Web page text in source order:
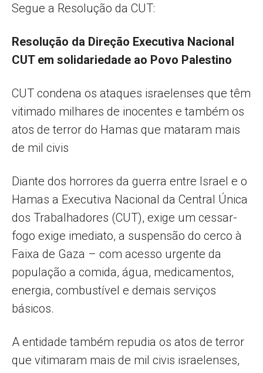
Segue a Resolução da CUT:
Resolução da Direção Executiva Nacional
CUT em solidariedade ao Povo Palestino
CUT condena os ataques israelenses que têm
vitimado milhares de inocentes e também os
atos de terror do Hamas que mataram mais
de mil civis
Diante dos horrores da guerra entre Israel e o
Hamas a Executiva Nacional da Central Única
dos Trabalhadores (CUT), exige um cessar-
fogo exige imediato, a suspensão do cerco à
Faixa de Gaza – com acesso urgente da
população a comida, água, medicamentos,
energia, combustível e demais serviços
básicos.
A entidade também repudia os atos de terror
que vitimaram mais de mil civis israelenses,